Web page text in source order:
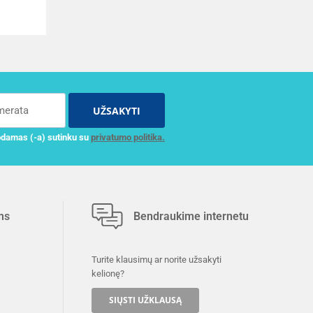
UŽSAKYTI
(-a) sutinku su privatumo politika.
Bendraukime internetu
Turite klausimų ar norite užsakyti
kelionę?
SIŲSTI UŽKLAUSĄ